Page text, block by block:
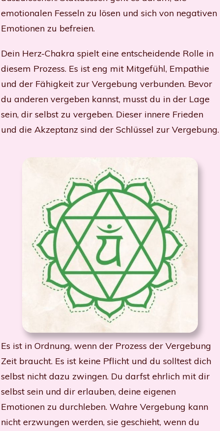
emotionalen Fesseln zu lösen und sich von negativen
Emotionen zu befreien.
Dein Herz-Chakra spielt eine entscheidende Rolle in
diesem Prozess. Es ist eng mit Mitgefühl, Empathie
und der Fähigkeit zur Vergebung verbunden. Bevor
du anderen vergeben kannst, musst du in der Lage
sein, dir selbst zu vergeben. Dieser innere Frieden
und die Akzeptanz sind der Schlüssel zur Vergebung.
Es ist in Ordnung, wenn der Prozess der Vergebung
Zeit braucht. Es ist keine Pflicht und du solltest dich
selbst nicht dazu zwingen. Du darfst ehrlich mit dir
selbst sein und dir erlauben, deine eigenen
Emotionen zu durchleben. Wahre Vergebung kann
nicht erzwungen werden, sie geschieht, wenn du